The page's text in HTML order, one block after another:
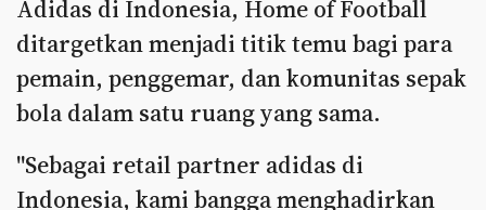
Adidas di Indonesia, Home of Football
ditargetkan menjadi titik temu bagi para
pemain, penggemar, dan komunitas sepak
bola dalam satu ruang yang sama.
"Sebagai retail partner adidas di
Indonesia, kami bangga menghadirkan